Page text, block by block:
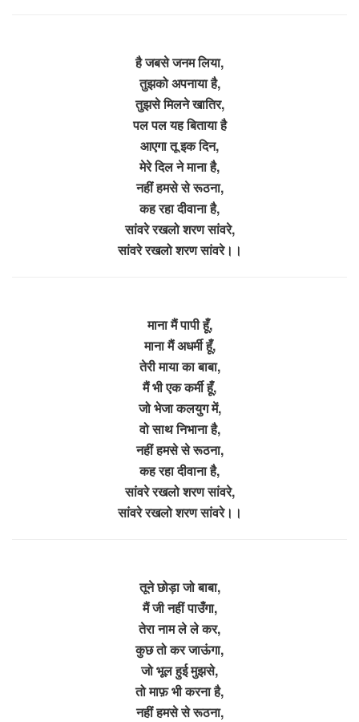
है जबसे जनम लिया,
तुझको अपनाया है,
तुझसे मिलने खातिर,
पल पल यह बिताया है
आएगा तू इक दिन,
मेरे दिल ने माना है,
नहीं हमसे से रूठना,
कह रहा दीवाना है,
सांवरे रखलो शरण सांवरे,
सांवरे रखलो शरण सांवरे।।
माना मैं पापी हूँ,
माना मैं अधर्मी हूँ,
तेरी माया का बाबा,
मैं भी एक कर्मी हूँ,
जो भेजा कलयुग में,
वो साथ निभाना है,
नहीं हमसे से रूठना,
कह रहा दीवाना है,
सांवरे रखलो शरण सांवरे,
सांवरे रखलो शरण सांवरे।।
तूने छोड़ा जो बाबा,
मैं जी नहीं पाउँगा,
तेरा नाम ले ले कर,
कुछ तो कर जाऊंगा,
जो भूल हुई मुझसे,
तो माफ़ भी करना है,
नहीं हमसे से रूठना,